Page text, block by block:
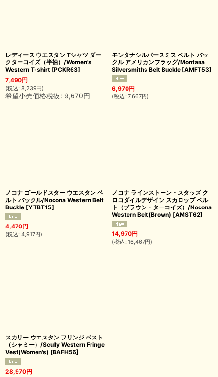
レディース ウエスタン Tシャツ ダー
クターコイズ（半袖）/Women's
Western T-shirt [PCKR63]
7,490円
(税込 : 8,239円)
希望小売価格税抜: 9,670円
モンタナシルバースミス ベルト バッ
クル アメリカンフラッグ/Montana
Silversmiths Belt Buckle [AMFT53]
6,970円
(税込 : 7,667円)
ノコナ ゴールドスター ウエスタン ベ
ルト バックル/Nocona Western Belt
Buckle [YTBT15]
4,470円
(税込 : 4,917円)
ノコナ ラインストーン・スタッズ ク
ロコダイルデザイン スカロップ ベル
ト（ブラウン・ターコイズ）/Nocona
Western Belt(Brown) [AMST62]
14,970円
(税込 : 16,467円)
スカリー ウエスタン フリンジ ベスト
（シャミー）/Scully Western Fringe
Vest(Women's) [BAFH56]
28,970円